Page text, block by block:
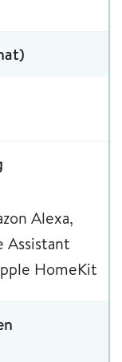
Alexa,
Assistant
HomeKit